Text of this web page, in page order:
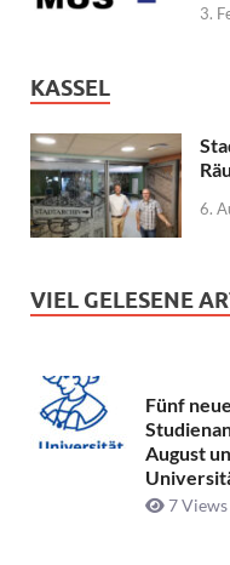
3.
KASSEL
6.
VIEL GELESENE
Fünf
August
7 Views